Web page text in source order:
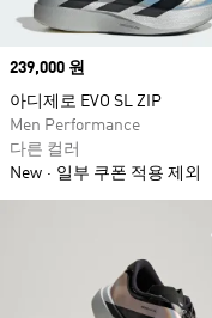
Price
239,000 원
아디제로 EVO SL ZIP
Men Performance
다른 컬러
New
일부 쿠폰 적용 제외